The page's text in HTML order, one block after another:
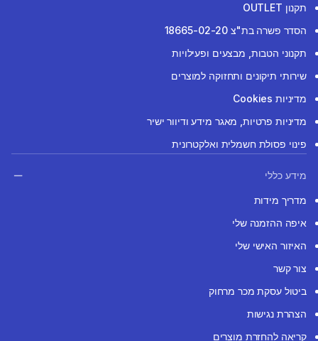
תקנון OUTLET
הסדר פשרה בת"צ 18665-02-20
תקנוני הטבות, מבצעים ופעילויות
שירותי תיקונים ותחזוקה למוצרים
מדיניות Cookies
מדיניות פרטיות, מאגר מידע ודיוור ישיר
פינוי פסולת חשמלית ואלקטרונית
מידע כללי
מדריך מידות
איפה ההזמנה שלי
האיזור האישי שלי
צור קשר
ביטול עסקת מכר מרחוק
הצהרת נגישות
קריאה להחזרת מוצרים